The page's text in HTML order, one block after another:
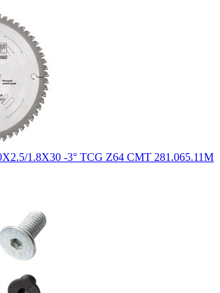
1.8X30 -3° TCG Z64 CMT 281.065.11M